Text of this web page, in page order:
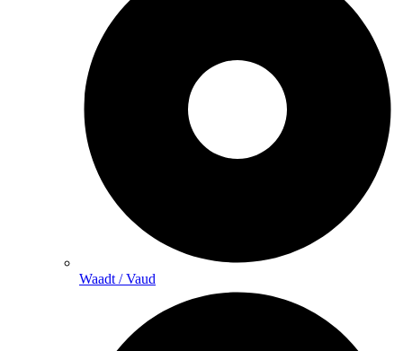
Waadt / Vaud